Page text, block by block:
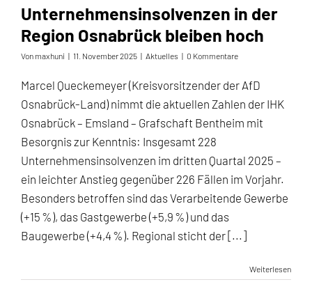
Unternehmensinsolvenzen in der
Region Osnabrück bleiben hoch
Von maxhuni | 11. November 2025 | Aktuelles | 0 Kommentare
Marcel Queckemeyer (Kreisvorsitzender der AfD
Osnabrück-Land) nimmt die aktuellen Zahlen der IHK
Osnabrück – Emsland – Grafschaft Bentheim mit
Besorgnis zur Kenntnis: Insgesamt 228
Unternehmensinsolvenzen im dritten Quartal 2025 –
ein leichter Anstieg gegenüber 226 Fällen im Vorjahr.
Besonders betroffen sind das Verarbeitende Gewerbe
(+15 %), das Gastgewerbe (+5,9 %) und das
Baugewerbe (+4,4 %). Regional sticht der [...]
Weiterlesen